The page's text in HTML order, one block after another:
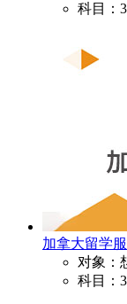
科目：
加拿大留学
对象：
科目：